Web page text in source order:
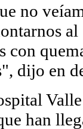
no
con
dijo en
han